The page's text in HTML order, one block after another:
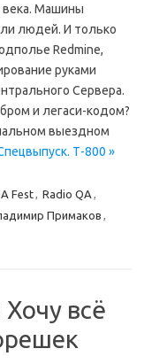
века. Машины
людей. И только
Redmine,
руками
Сервера.
и легаси-кодом?
выездном
Т-800 »
Fest, Radio QA ,
Примаков ,
всё